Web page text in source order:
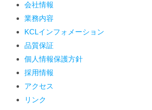
会社情報
業務内容
KCLインフォメーション
品質保証
個人情報保護方針
採用情報
アクセス
リンク